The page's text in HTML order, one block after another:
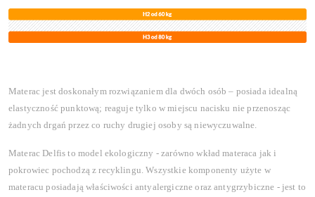
Materac jest doskonałym rozwiązaniem dla dwóch osób – posiada idealną
elastyczność punktową; reaguje tylko w miejscu nacisku nie przenosząc
żadnych drgań przez co ruchy drugiej osoby są niewyczuwalne.
Materac Delfis to model ekologiczny - zarówno wkład materaca jak i
pokrowiec pochodzą z recyklingu. Wszystkie komponenty użyte w
materacu posiadają właściwości antyalergiczne oraz antygrzybiczne - jest to